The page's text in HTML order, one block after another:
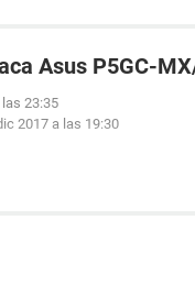
Asus P5GC-
23:35
2017 a las 19:30